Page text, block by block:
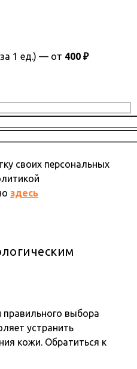
1 ед.) — от 400 ₽
своих персональных
здесь
правильного выбора
устранить
кожи. Обратиться к